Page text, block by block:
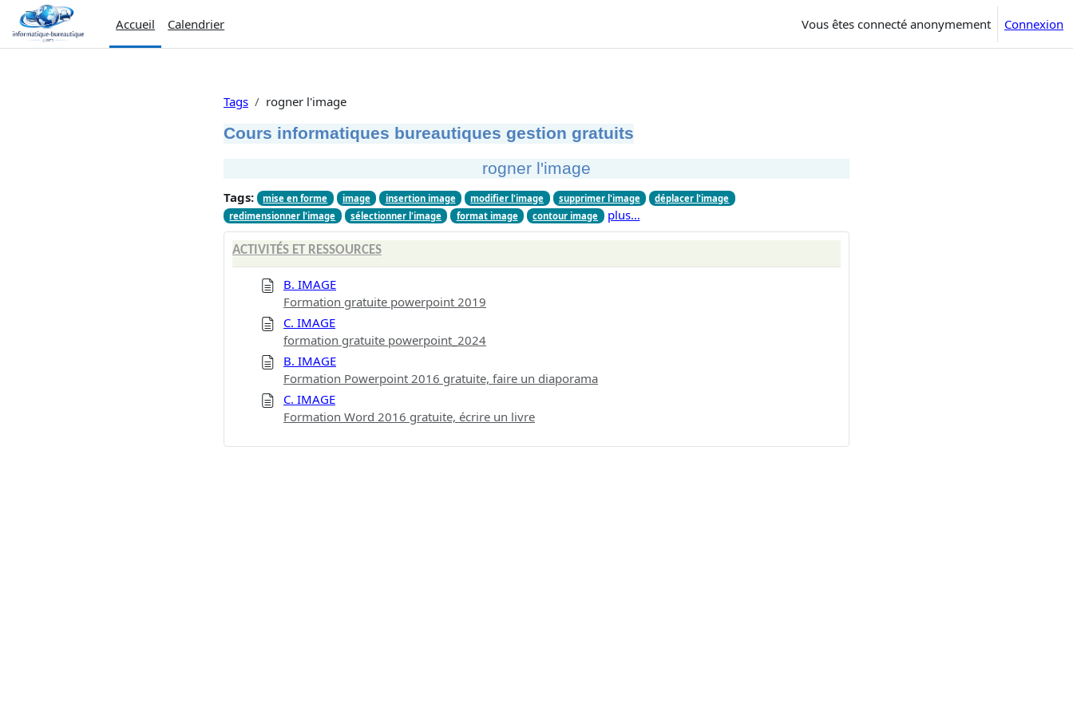
Passer au contenu principal
Accueil
Calendrier Vous êtes connecté anonymement Connexion
Tags rogner l'image
Cours informatiques bureautiques gestion gratuits
rogner l'image
Tags: mise en forme image insertion image modifier l'image supprimer l'image
déplacer l'image
redimensionner l'image
sélectionner l'image format image contour image plus…
ACTIVITÉS ET RESSOURCES
B. IMAGE
Formation gratuite powerpoint 2019
C. IMAGE
formation gratuite powerpoint_2024
B. IMAGE
Formation Powerpoint 2016 gratuite, faire un diaporama
C. IMAGE
Formation Word 2016 gratuite, écrire un livre